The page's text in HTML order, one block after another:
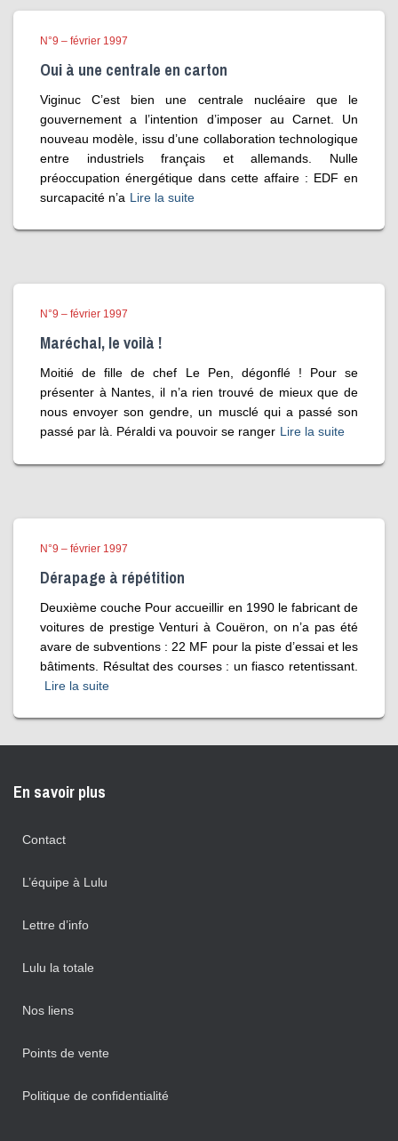
N°9 – février 1997
Oui à une centrale en carton
Viginuc C’est bien une centrale nucléaire que le
gouvernement a l’intention d’imposer au Carnet. Un
nouveau modèle, issu d’une collaboration technologique
entre industriels français et allemands. Nulle
préoccupation énergétique dans cette affaire : EDF en
surcapacité n’a Lire la suite
N°9 – février 1997
Maréchal, le voilà !
Moitié de fille de chef Le Pen, dégonflé ! Pour se
présenter à Nantes, il n’a rien trouvé de mieux que de
nous envoyer son gendre, un musclé qui a passé son
passé par là. Péraldi va pouvoir se ranger Lire la suite
N°9 – février 1997
Dérapage à répétition
Deuxième couche Pour accueillir en 1990 le fabricant de
voitures de prestige Venturi à Couëron, on n’a pas été
avare de subventions : 22 MF pour la piste d’essai et les
bâtiments. Résultat des courses : un fiasco retentissant.
Lire la suite
En savoir plus
Contact
L’équipe à Lulu
Lettre d’info
Lulu la totale
Nos liens
Points de vente
Politique de confidentialité